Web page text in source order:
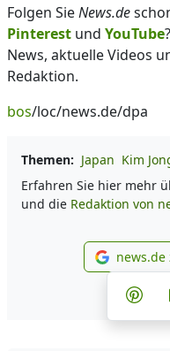
Folgen SieNews.de
Pinterest und YouTube
News, aktuelle Videos
Redaktion.
bos/loc/news.de/dpa
Themen: Japan Kim
Erfahren Sie hier mehr
und die Redaktion von